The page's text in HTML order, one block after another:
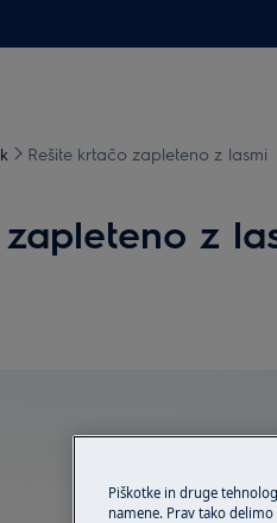
Rešite krtačo zapleteno z lasmi
z
Piškotke in druge
namene. Prav tako